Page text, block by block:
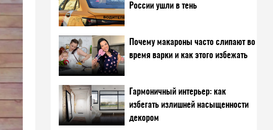
России ушли в тень
Почему макароны часто слипают во
время варки и как этого избежать
Гармоничный интерьер: как
избегать излишней насыщенности
декором